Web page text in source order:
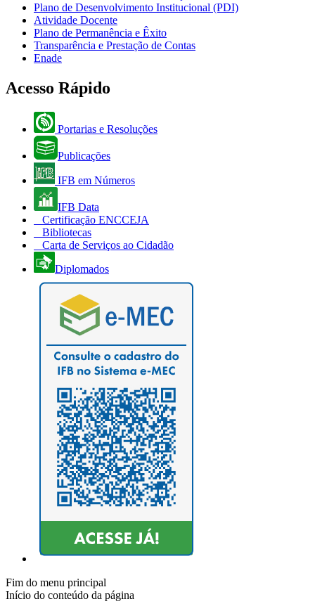
Plano de Desenvolvimento Institucional (PDI)
Atividade Docente
Plano de Permanência e Êxito
Transparência e Prestação de Contas
Enade
Acesso Rápido
Portarias e Resoluções
Publicações
IFB em Números
IFB Data
Certificação ENCCEJA
Bibliotecas
Carta de Serviços ao Cidadão
Diplomados
Fim do menu principal
Início do conteúdo da página